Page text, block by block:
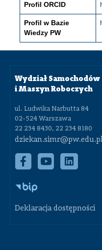
Profil ORCID
Profil w Bazie
Wiedzy PW
Wydział Samochodów
i Maszyn Roboczych
ul. Ludwika Narbutta 84
02-524 Warszawa
22 234 8430, 22 234 8180
Deklaracja dostępności